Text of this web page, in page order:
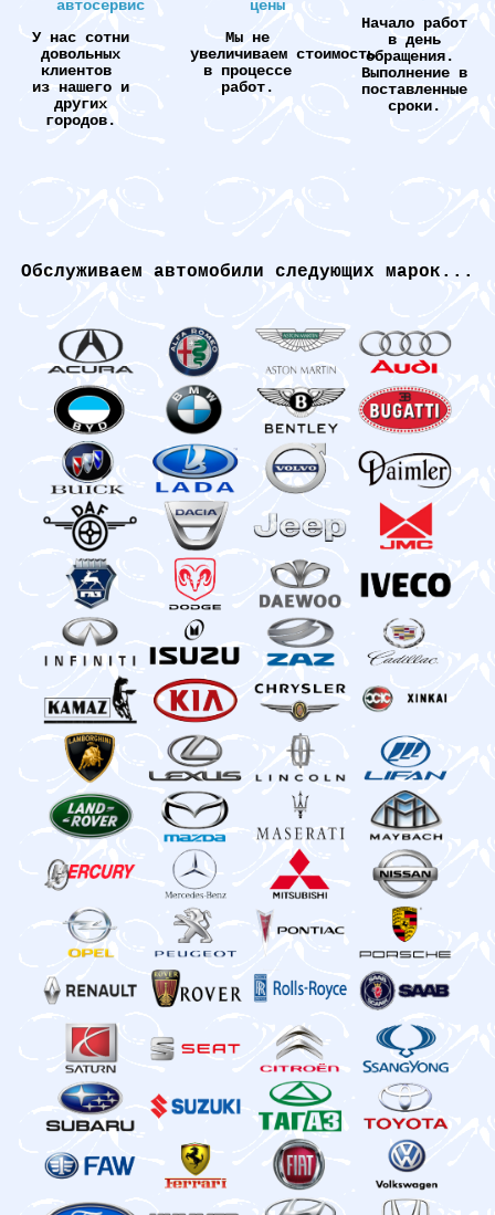
У нас сотни
довольных
клиентов
из нашего и
других
городов.
Мы не
увеличиваем стоимость
в процессе
работ.
Начало работ
в день
обращения.
Выполнение в
поставленные
сроки.
Обслуживаем автомобили следующих марок...